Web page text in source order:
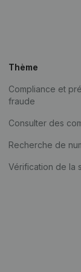
Thème
Compliance et
fraude
Consulter des
Recherche de
Vérification de la